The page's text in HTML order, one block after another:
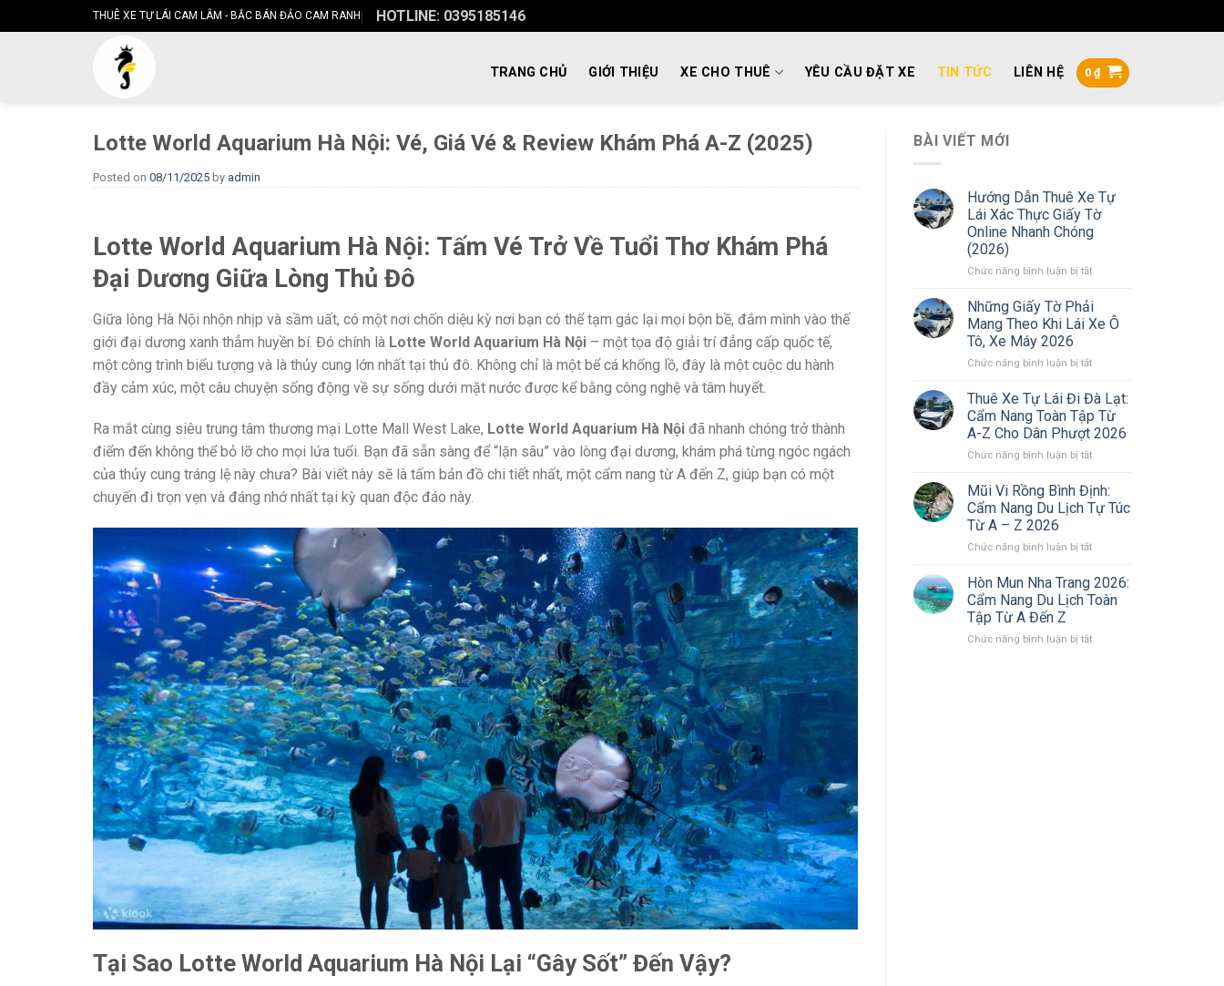
to
THUÊ XE TỰ LÁI CAM LÂM - BẮC BÁN ĐẢO CAM RANH HOTLINE: 0395185146
TRANG CHỦ GIỚI THIỆU XE CHO THUÊ YÊU CẦU ĐẶT XE TIN TỨC LIÊN HỆ 0₫
Lotte World Aquarium Hà Nội: Vé, Giá Vé & Review Khám Phá A-Z (2025)
Posted on 08/11/2025 by admin
Lotte World Aquarium Hà Nội: Tấm Vé Trở Về Tuổi Thơ Khám Phá
Đại Dương Giữa Lòng Thủ Đô
Giữa lòng Hà Nội nhộn nhịp và sầm uất, có một nơi chốn diệu kỳ nơi bạn có thể tạm gác lại mọi bộn bề, đắm mình vào thế
giới đại dương xanh thẳm huyền bí. Đó chính là Lotte World Aquarium Hà Nội – một tọa độ giải trí đẳng cấp quốc tế,
một công trình biểu tượng và là thủy cung lớn nhất tại thủ đô. Không chỉ là một bể cá khổng lồ, đây là một cuộc du hành
đầy cảm xúc, một câu chuyện sống động về sự sống dưới mặt nước được kể bằng công nghệ và tâm huyết.
Ra mắt cùng siêu trung tâm thương mại Lotte Mall West Lake, Lotte World Aquarium Hà Nội đã nhanh chóng trở thành
điểm đến không thể bỏ lỡ cho mọi lứa tuổi. Bạn đã sẵn sàng để “lặn sâu” vào lòng đại dương, khám phá từng ngóc ngách
của thủy cung tráng lệ này chưa? Bài viết này sẽ là tấm bản đồ chi tiết nhất, một cẩm nang từ A đến Z, giúp bạn có một
chuyến đi trọn vẹn và đáng nhớ nhất tại kỳ quan độc đáo này.
Tại Sao Lotte World Aquarium Hà Nội Lại “Gây Sốt” Đến Vậy?
BÀI VIẾT MỚI
Hướng Dẫn Thuê Xe Tự
Lái Xác Thực Giấy Tờ
Online Nhanh Chóng
(2026)
Chức năng bình luận bị tắtở
Dẫn
Thuê
Xe
Lái
Thực
Giấy
Tờ
Online
Nhanh
(2026)
Những Giấy Tờ Phải
Mang Theo Khi Lái Xe Ô
Tô, Xe Máy 2026
Chức năng bình luận bị tắtở
Giấy
Tờ
Phải
Mang
Theo
Lái
Xe
Ô
Xe
2026
Thuê Xe Tự Lái Đi Đà Lạt:
Cẩm Nang Toàn Tập Từ
A-Z Cho Dân Phượt 2026
Chức năng bình luận bị tắtở
Xe
Tự
Lái
Đà
Cẩm
Nang
Toàn
Từ
Mũi Vi Rồng Bình Định:
Cẩm Nang Du Lịch Tự Túc
Từ A – Z 2026
Chức năng bình luận bị tắtở
Vi
Rồng
Bình
Cẩm
Hòn Mun Nha Trang 2026:
Cẩm Nang Du Lịch Toàn
Tập Từ A Đến Z
Chức năng bình luận bị tắtở